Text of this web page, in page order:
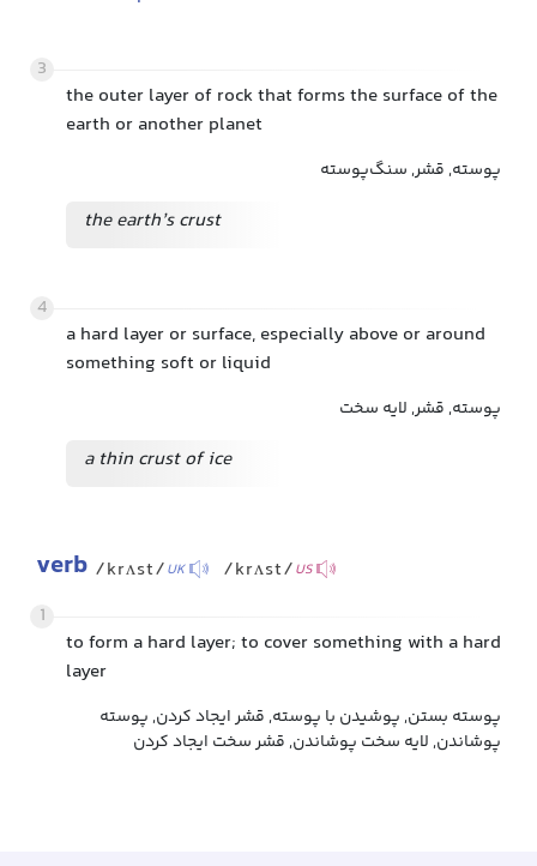
3
the outer layer of rock that forms the surface of the
earth or another planet
پوسته, قشر, سنگ‌پوسته
the earth’s crust
4
a hard layer or surface, especially above or around
something soft or liquid
پوسته, قشر, لایه سخت
a thin crust of ice
verb /krʌst/UK /krʌst/US
1
to form a hard layer; to cover something with a hard
layer
پوسته بستن, پوشیدن با پوسته, قشر ایجاد کردن, پوسته
پوشاندن, لایه سخت پوشاندن, قشر سخت ایجاد کردن